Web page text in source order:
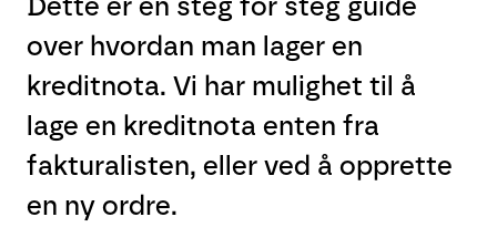
over hvordan man lager en
kreditnota. Vi har mulighet til å
lage en kreditnota enten fra
fakturalisten, eller ved å opprette
en ny ordre.